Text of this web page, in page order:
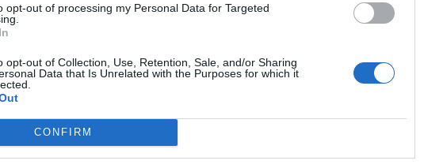
opt-out of processing my Personal Data for Targeted
opt-out of Collection, Use, Retention, Sale, and/or Sharing
Data that Is Unrelated with the Purposes for which it
CONFIRM
πλαισίου προστασίας των μαρτύρων
ενώ στην πραγματικότητα δεν αφορά
δύο πολύ σημαντικά πολιτικά γεγονότα. Η
την Αριστερά με τον ΣΥΡΙΖΑ και η
από τον παραδοσιακό χώρο του
Στους